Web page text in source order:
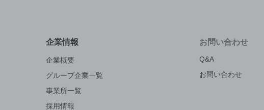
企業情報
企業概要
グループ企業一覧
事業所一覧
採用情報
お問い合わせ
Q&A
お問い合わせ